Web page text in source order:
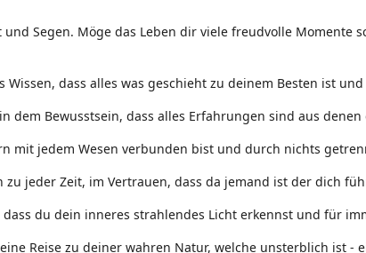
Segen. Möge das Leben dir viele freudvolle Momente
dass alles was geschieht zu deinem Besten ist
dem Bewusstsein, dass alles Erfahrungen sind aus
mit jedem Wesen verbunden bist und durch nichts
jeder Zeit, im Vertrauen, dass da jemand ist der dich
du dein inneres strahlendes Licht erkennst und für
Reise zu deiner wahren Natur, welche unsterblich ist